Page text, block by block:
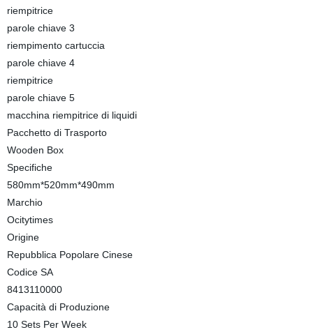
riempitrice
parole chiave 3
riempimento cartuccia
parole chiave 4
riempitrice
parole chiave 5
macchina riempitrice di liquidi
Pacchetto di Trasporto
Wooden Box
Specifiche
580mm*520mm*490mm
Marchio
Ocitytimes
Origine
Repubblica Popolare Cinese
Codice SA
8413110000
Capacità di Produzione
10 Sets Per Week